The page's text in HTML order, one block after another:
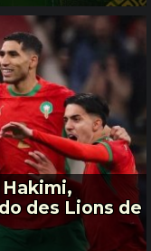
Hakimi,
des Lions de